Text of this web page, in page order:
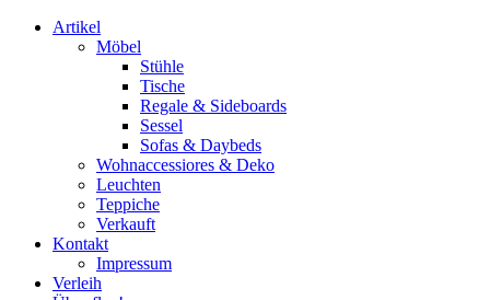
Artikel
Möbel
Stühle
Tische
Regale & Sideboards
Sessel
Sofas & Daybeds
Wohnaccessiores & Deko
Leuchten
Teppiche
Verkauft
Kontakt
Impressum
Verleih